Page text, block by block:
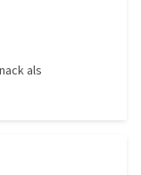
als